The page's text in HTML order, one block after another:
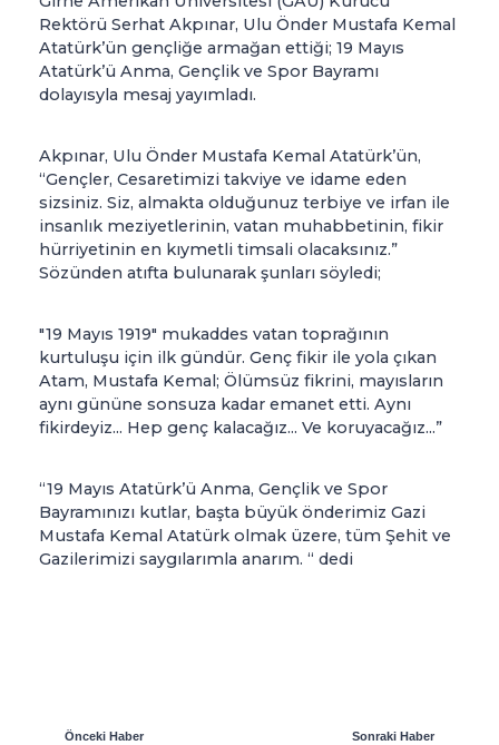
Rektörü Serhat Akpınar, Ulu Önder Mustafa Kemal
Atatürk’ün gençliğe armağan ettiği; 19 Mayıs
Atatürk’ü Anma, Gençlik ve Spor Bayramı
dolayısyla mesaj yayımladı.
Akpınar, Ulu Önder Mustafa Kemal Atatürk’ün,
“Gençler, Cesaretimizi takviye ve idame eden
sizsiniz. Siz, almakta olduğunuz terbiye ve irfan ile
insanlık meziyetlerinin, vatan muhabbetinin, fikir
hürriyetinin en kıymetli timsali olacaksınız.”
Sözünden atıfta bulunarak şunları söyledi;
"19 Mayıs 1919" mukaddes vatan toprağının
kurtuluşu için ilk gündür. Genç fikir ile yola çıkan
Atam, Mustafa Kemal; Ölümsüz fikrini, mayısların
aynı gününe sonsuza kadar emanet etti. Aynı
fikirdeyiz... Hep genç kalacağız... Ve koruyacağız...”
“19 Mayıs Atatürk’ü Anma, Gençlik ve Spor
Bayramınızı kutlar, başta büyük önderimiz Gazi
Mustafa Kemal Atatürk olmak üzere, tüm Şehit ve
Gazilerimizi saygılarımla anarım. “ dedi
Önceki Haber Sonraki Haber